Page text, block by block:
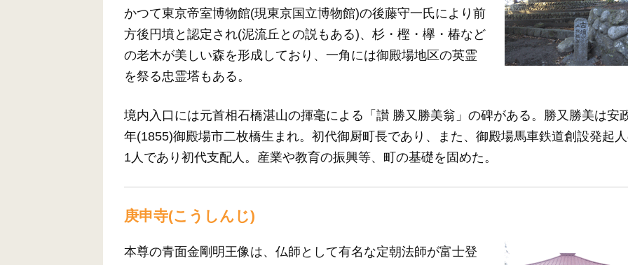
かつて東京帝室博物館(現東京国立博物館)の後藤守一氏により前
方後円墳と認定され(泥流丘との説もある)、杉・樫・欅・椿など
の老木が美しい森を形成しており、一角には御殿場地区の英霊
を祭る忠霊塔もある。
境内入口には元首相石橋湛山の揮毫による「讃 勝又勝美翁」の碑がある。勝又勝美は安
年(1855)御殿場市二枚橋生まれ。初代御厨町長であり、また、御殿場馬車鉄道創設発起
1人であり初代支配人。産業や教育の振興等、町の基礎を固めた。
庚申寺(こうしんじ)
本尊の青面金剛明王像は、仏師として有名な定朝法師が富士登